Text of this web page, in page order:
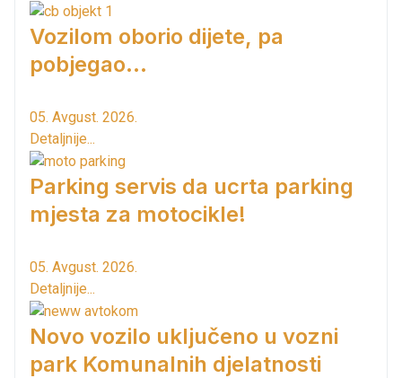
Vozilom oborio dijete, pa
pobjegao...
05. Avgust. 2026.
Detaljnije...
Parking servis da ucrta parking
mjesta za motocikle!
05. Avgust. 2026.
Detaljnije...
Novo vozilo uključeno u vozni
park Komunalnih djelatnosti